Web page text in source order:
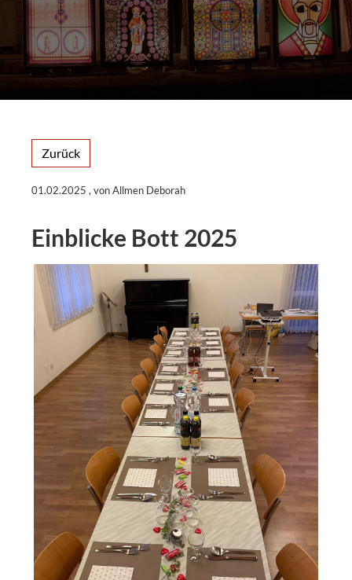
Zurück
01.02.2025 , von Allmen Deborah
Einblicke Bott 2025